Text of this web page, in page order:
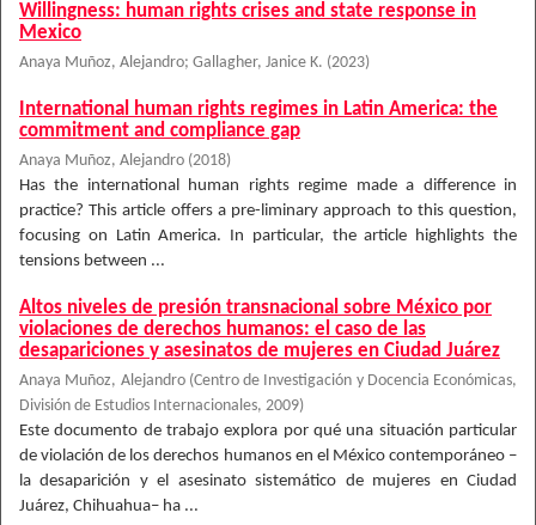
Willingness: human rights crises and state response in
Mexico
Anaya Muñoz, Alejandro; Gallagher, Janice K. (2023)
International human rights regimes in Latin America: the
commitment and compliance gap
Anaya Muñoz, Alejandro (2018)
Has the international human rights regime made a difference in
practice? This article offers a pre-liminary approach to this question,
focusing on Latin America. In particular, the article highlights the
tensions between ...
Altos niveles de presión transnacional sobre México por
violaciones de derechos humanos: el caso de las
desapariciones y asesinatos de mujeres en Ciudad Juárez
Anaya Muñoz, Alejandro (Centro de Investigación y Docencia Económicas,
División de Estudios Internacionales, 2009)
Este documento de trabajo explora por qué una situación particular
de violación de los derechos humanos en el México contemporáneo –
la desaparición y el asesinato sistemático de mujeres en Ciudad
Juárez, Chihuahua– ha ...